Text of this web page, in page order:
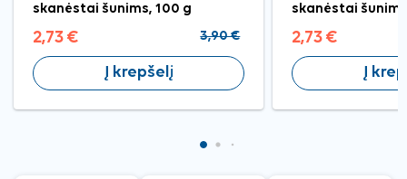
skanėstai šunims, 100 g
2,73 € 3,90 €
Į krepšelį
skanėstai
2,73 €
Į